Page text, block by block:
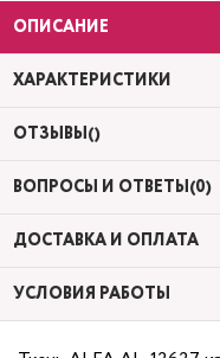
ОПИСАНИЕ
ХАРАКТЕРИСТИКИ
ОТЗЫВЫ()
ВОПРОСЫ И ОТВЕТЫ(0)
ДОСТАВКА И ОПЛАТА
УСЛОВИЯ РАБОТЫ